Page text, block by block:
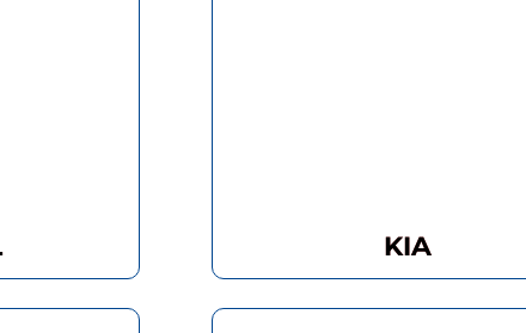
KIA